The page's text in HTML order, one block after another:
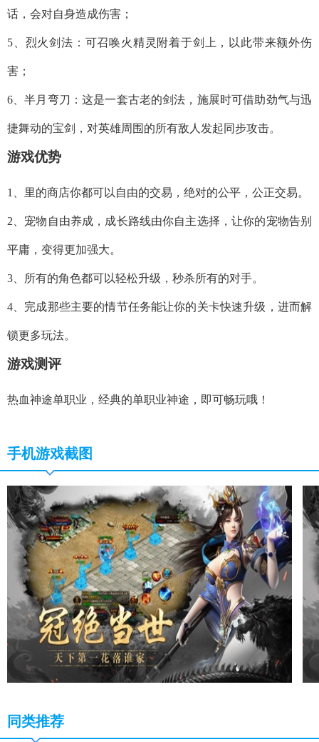
话，会对自身造成伤害；
5、烈火剑法：可召唤火精灵附着于剑上，以此带来额外伤
害；
6、半月弯刀：这是一套古老的剑法，施展时可借助劲气与迅
捷舞动的宝剑，对英雄周围的所有敌人发起同步攻击。
游戏优势
1、里的商店你都可以自由的交易，绝对的公平，公正交易。
2、宠物自由养成，成长路线由你自主选择，让你的宠物告别
平庸，变得更加强大。
3、所有的角色都可以轻松升级，秒杀所有的对手。
4、完成那些主要的情节任务能让你的关卡快速升级，进而解
锁更多玩法。
游戏测评
热血神途单职业，经典的单职业神途，即可畅玩哦！
手机游戏截图
同类推荐